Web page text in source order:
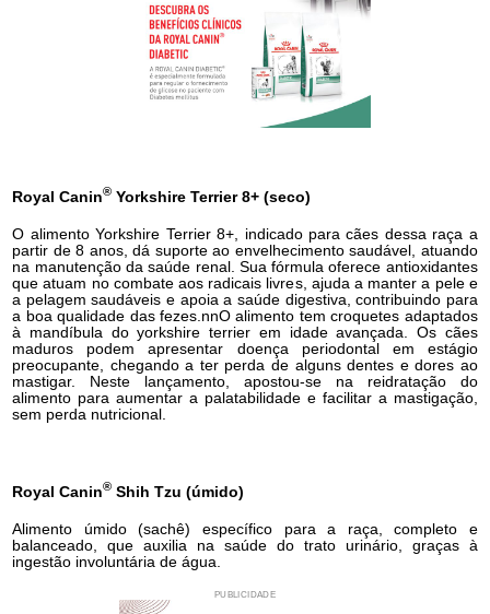
Royal Canin® Yorkshire Terrier 8+ (seco)
O alimento Yorkshire Terrier 8+, indicado para cães dessa raça a
partir de 8 anos, dá suporte ao envelhecimento saudável, atuando
na manutenção da saúde renal. Sua fórmula oferece antioxidantes
que atuam no combate aos radicais livres, ajuda a manter a pele e
a pelagem saudáveis e apoia a saúde digestiva, contribuindo para
a boa qualidade das fezes.nnO alimento tem croquetes adaptados
à mandíbula do yorkshire terrier em idade avançada. Os cães
maduros podem apresentar doença periodontal em estágio
preocupante, chegando a ter perda de alguns dentes e dores ao
mastigar. Neste lançamento, apostou-se na reidratação do
alimento para aumentar a palatabilidade e facilitar a mastigação,
sem perda nutricional.
Royal Canin® Shih Tzu (úmido)
Alimento úmido (sachê) específico para a raça, completo e
balanceado, que auxilia na saúde do trato urinário, graças à
ingestão involuntária de água.
PUBLICIDADE